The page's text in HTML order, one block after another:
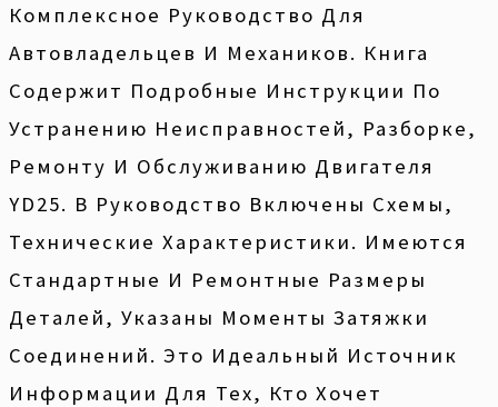
Комплексное Руководство Для
Автовладельцев И Механиков. Книга
Содержит Подробные Инструкции По
Устранению Неисправностей, Разборке,
Ремонту И Обслуживанию Двигателя
YD25. В Руководство Включены Схемы,
Технические Характеристики. Имеются
Стандартные И Ремонтные Размеры
Деталей, Указаны Моменты Затяжки
Соединений. Это Идеальный Источник
Информации Для Тех, Кто Хочет